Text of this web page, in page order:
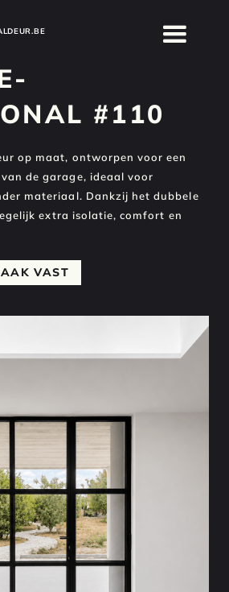
#110
op maat, ontworpen voor een
de garage, ideaal voor
materiaal. Dankzij het dubbele
extra isolatie, comfort en
VAST